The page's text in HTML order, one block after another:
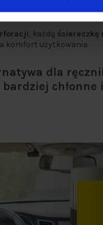
, każdą ściereczkę
komfort użytkowania.
dla
chłonne